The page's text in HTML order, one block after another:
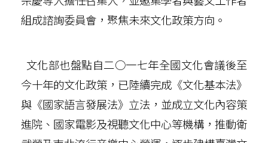
組成諮詢委員會，聚焦未來文化政策方向。
文化部也盤點自二○一七年全國文化會議後至
今十年的文化政策，已陸續完成《文化基本法》
與《國家語言發展法》立法，並成立文化內容策
進院、國家電影及視聽文化中心等機構，推動衛